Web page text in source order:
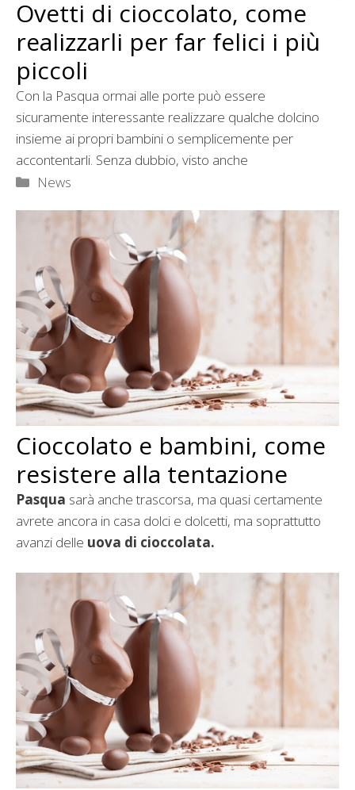
Ovetti di cioccolato, come
realizzarli per far felici i più
piccoli
Con la Pasqua ormai alle porte può essere
sicuramente interessante realizzare qualche dolcino
insieme ai propri bambini o semplicemente per
accontentarli. Senza dubbio, visto anche
Categorie
News
Cioccolato e bambini, come
resistere alla tentazione
Pasqua sarà anche trascorsa, ma quasi certamente
avrete ancora in casa dolci e dolcetti, ma soprattutto
avanzi delle uova di cioccolata.